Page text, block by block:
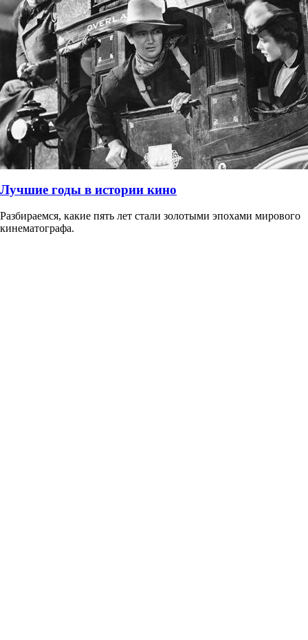
Лучшие годы в истории кино
Разбираемся, какие пять лет стали золотыми эпохами мирового
кинематографа.